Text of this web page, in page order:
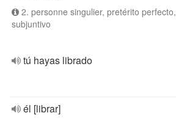
2. personne singulier, pretérito perfecto,
subjuntivo
tú hayas librado
él [librar]